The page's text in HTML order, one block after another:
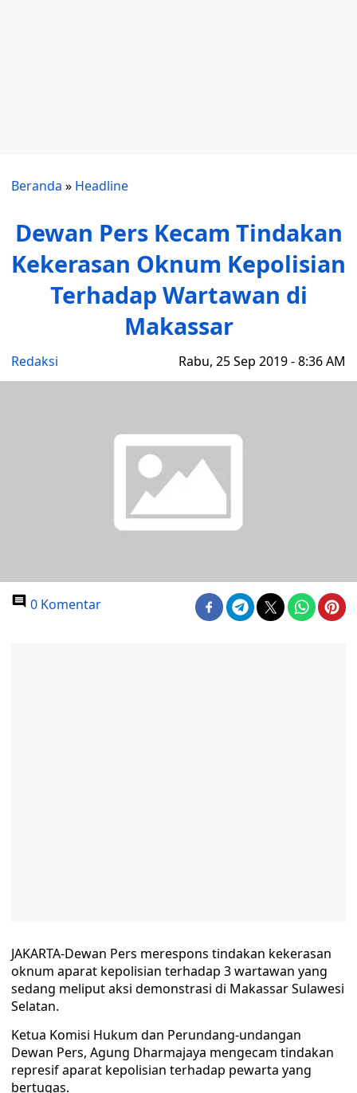
Beranda » Headline
Dewan Pers Kecam Tindakan
Kekerasan Oknum Kepolisian
Terhadap Wartawan di
Makassar
Redaksi Rabu, 25 Sep 2019 - 8:36 AM
0 Komentar
JAKARTA-Dewan Pers merespons tindakan kekerasan
oknum aparat kepolisian terhadap 3 wartawan yang
sedang meliput aksi demonstrasi di Makassar Sulawesi
Selatan.
Ketua Komisi Hukum dan Perundang-undangan
Dewan Pers, Agung Dharmajaya mengecam tindakan
represif aparat kepolisian terhadap pewarta yang
bertugas.